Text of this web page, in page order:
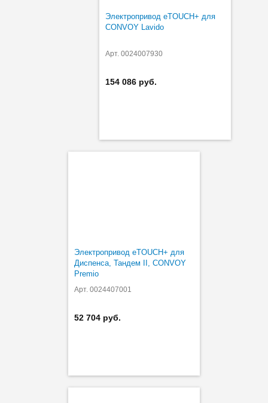
Электропривод eTOUCH+ для
CONVOY Lavido
Арт. 0024007930
154 086 руб.
Электропривод eTOUCH+ для
Диспенса, Тандем II, CONVOY
Premio
Арт. 0024407001
52 704 руб.